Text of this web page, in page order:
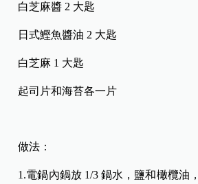
白芝麻醬 2 大匙
日式鰹魚醬油 2 大匙
白芝麻 1 大匙
起司片和海苔各一片
做法：
1.電鍋內鍋放 1/3 鍋水，鹽和橄欖油